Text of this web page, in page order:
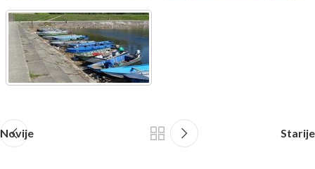
Novije Starije